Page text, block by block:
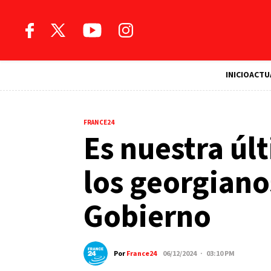
INICIO
FRANCE24
Es nuestra
los
Gobierno
PorFrance24 06/12/2024 · 03:10 PM